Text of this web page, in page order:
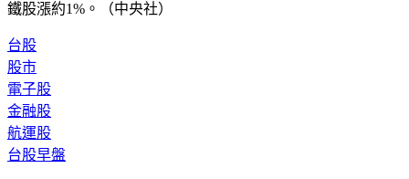
鐵股漲約1%。（中央社）
台股
股市
電子股
金融股
航運股
台股早盤